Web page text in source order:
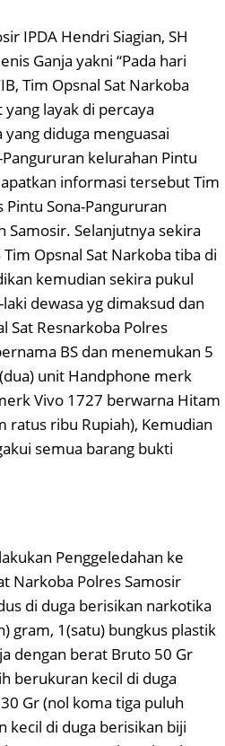
IPDA Hendri Siagian, SH
Ganja yakni “Pada hari
Tim Opsnal Sat Narkoba
layak di percaya
diduga menguasai
kelurahan Pintu
informasi tersebut Tim
Pintu Sona-Pangururan
Samosir. Selanjutnya sekira
Opsnal Sat Narkoba tiba di
kemudian sekira pukul
dewasa yg dimaksud dan
Sat Resnarkoba Polres
BS dan menemukan 5
unit Handphone merk
Vivo 1727 berwarna Hitam
ratus ribu Rupiah), Kemudian
semua barang bukti
Penggeledahan ke
Narkoba Polres Samosir
di duga berisikan narkotika
gram, 1(satu) bungkus plastik
dengan berat Bruto 50 Gr
berukuran kecil di duga
Gr (nol koma tiga puluh
kecil di duga berisikan biji